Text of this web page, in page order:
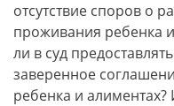
отсутствие споров о
проживания ребенка
ли в суд
заверенное
ребенка и